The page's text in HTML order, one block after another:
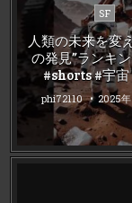
in
SF
人類の未来を変
の発見”ランキ
#shorts #宇宙
phi72110 2025